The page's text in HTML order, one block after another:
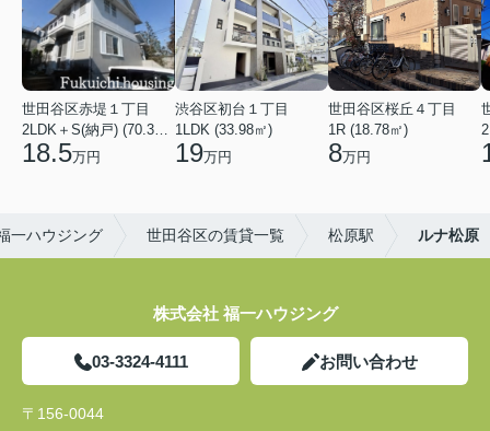
世田谷区赤堤１丁目
18.5万円
渋谷区初台１丁目
1LDK (33.98㎡)
19万円
世田谷区桜丘４丁目
1R (18.78㎡)
8万円
一ハウジング 世田谷区の賃貸一覧 松原駅 ルナ松原
株式会社 福一ハウジング
03-3324-4111 お問い合わせ
〒156-0044